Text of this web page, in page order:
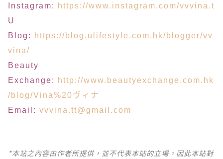
Instagram:
https://www.instagram.com/vvvina.t
U
Blog:
https://blog.ulifestyle.com.hk/blogger/vv
vina/
Beauty
Exchange:
http://www.beautyexchange.com.hk
/blog/Vina%20ヴィナ
Email: vvvina.tt@gmail.com
*本站之內容由作者所提供，並不代表本站的立場。因此本站對